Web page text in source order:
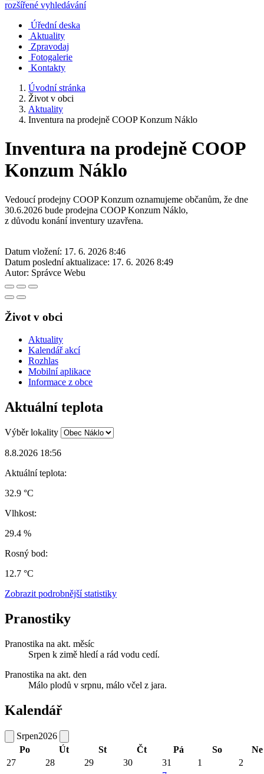
rozšířené vyhledávání
Úřední deska
Aktuality
Zpravodaj
Fotogalerie
Kontakty
Úvodní stránka
Život v obci
Aktuality
Inventura na prodejně COOP Konzum Náklo
Inventura na prodejně COOP
Konzum Náklo
Vedoucí prodejny COOP Konzum oznamujeme občanům, že dne
30.6.2026 bude prodejna COOP Konzum Náklo,
z důvodu konání inventury uzavřena.
Datum vložení: 17. 6. 2026 8:46
Datum poslední aktualizace: 17. 6. 2026 8:49
Autor: Správce Webu
Život v obci
Aktuality
Kalendář akcí
Rozhlas
Mobilní aplikace
Informace z obce
Aktuální teplota
Výběr lokality
8.8.2026 18:56
Aktuální teplota:
32.9 °C
Vlhkost:
29.4 %
Rosný bod:
12.7 °C
Zobrazit podrobnější statistiky
Pranostiky
Pranostika na akt. měsíc
Srpen k zimě hledí a rád vodu cedí.
Pranostika na akt. den
Málo plodů v srpnu, málo včel z jara.
Kalendář
Srpen2026
Po
Út St Čt Pá So
Ne
27
28 29 30 31 1
2